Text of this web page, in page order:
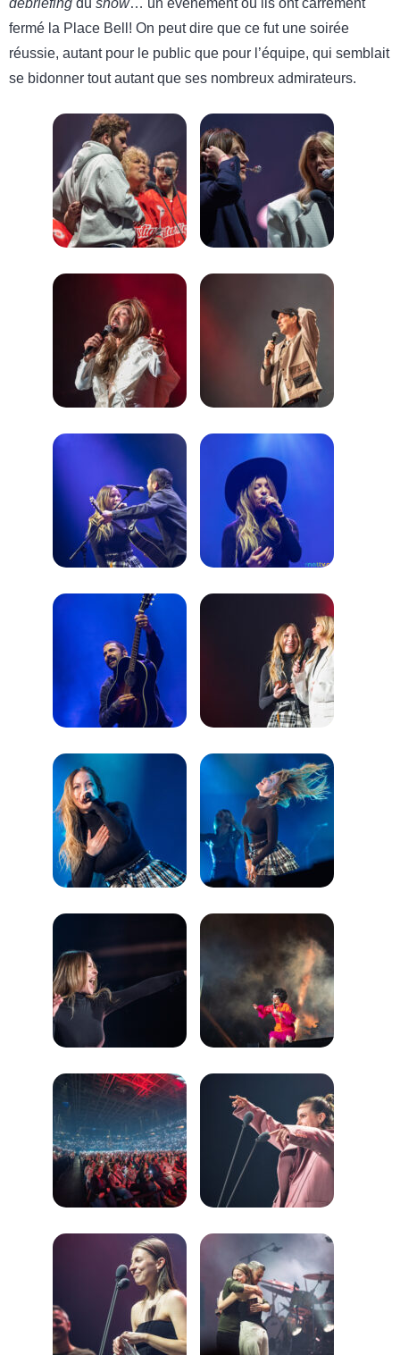
débriefing du show… un événement où ils ont carrément
fermé la Place Bell! On peut dire que ce fut une soirée
réussie, autant pour le public que pour l’équipe, qui semblait
se bidonner tout autant que ses nombreux admirateurs.